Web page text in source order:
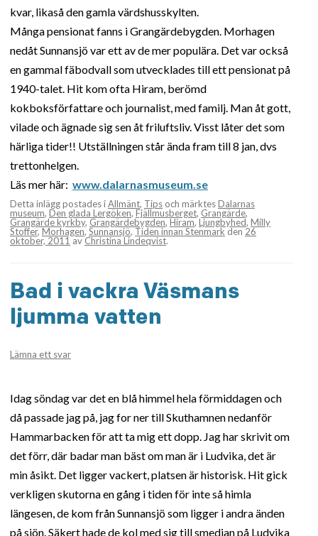
kvar, likaså den gamla värdshusskylten.
Många pensionat fanns i Grangärdebygden. Morhagen
nedåt Sunnansjö var ett av de mer populära. Det var också
en gammal fäbodvall som utvecklades till ett pensionat på
1940-talet. Hit kom ofta Hiram, berömd
kokboksförfattare och journalist, med familj. Man åt gott,
vilade och ägnade sig sen åt friluftsliv. Visst låter det som
härliga tider!! Utställningen står ända fram till 8 jan, dvs
trettonhelgen.
Läs mer här: www.dalarnasmuseum.se
Detta inlägg postades iAllmänt, Tips och märktesDalarnas
museum, Den glada Lergöken, Fjällmusberget, Grangärde,
Grangärde kyrkby, Grangärdebygden, Hiram, Ljungbyhed, Milly
Stoffer, Morhagen, Sunnansjö, Tiden innan Stenmark den 26
oktober, 2011 av Christina Lindeqvist.
Bad i vackra Väsmans
ljumma vatten
Lämna ett svar
Idag söndag var det en blå himmel hela förmiddagen och
då passade jag på, jag for ner till Skuthamnen nedanför
Hammarbacken för att ta mig ett dopp. Jag har skrivit om
det förr, där badar man bäst om man är i Ludvika, det är
min åsikt. Det ligger vackert, platsen är historisk. Hit gick
verkligen skutorna en gång i tiden för inte så himla
längesen, de kom från Sunnansjö som ligger i andra änden
på sjön. Säkert hade de kol med sig till smedjan på Ludvika